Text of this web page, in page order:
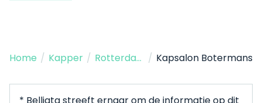
Home / Kapper / Rotterdam / Kapsalon Botermans